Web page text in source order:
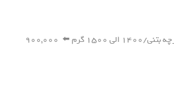
✳️ یونولیت تیرچه بتنی/۱۴۰۰ الی ۱۵۰۰ گرم ⬅️ ۹۰۰,۰۰۰